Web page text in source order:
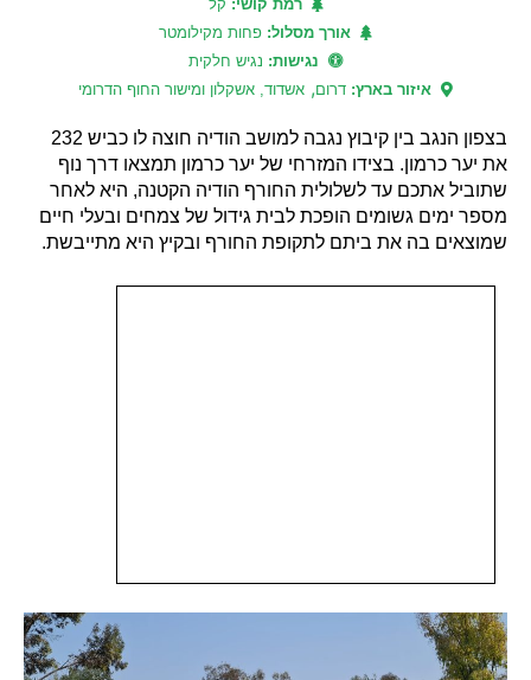
רמת קושי: קל
אורך מסלול: פחות מקילומטר
נגישות: נגיש חלקית
איזור בארץ: דרום, אשדוד, אשקלון ומישור החוף הדרומי
בצפון הנגב בין קיבוץ נגבה למושב הודיה חוצה לו כביש 232
את יער כרמון. בצידו המזרחי של יער כרמון תמצאו דרך נוף
שתוביל אתכם עד לשלולית החורף הודיה הקטנה, היא לאחר
מספר ימים גשומים הופכת לבית גידול של צמחים ובעלי חיים
שמוצאים בה את ביתם לתקופת החורף ובקיץ היא מתייבשת.